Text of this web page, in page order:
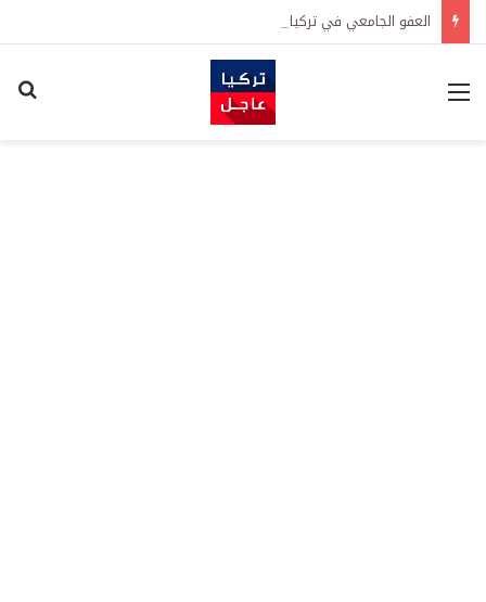
العفو الجامعي في تركيا يدخل حيز التنفيذ رسمياً
القائمة